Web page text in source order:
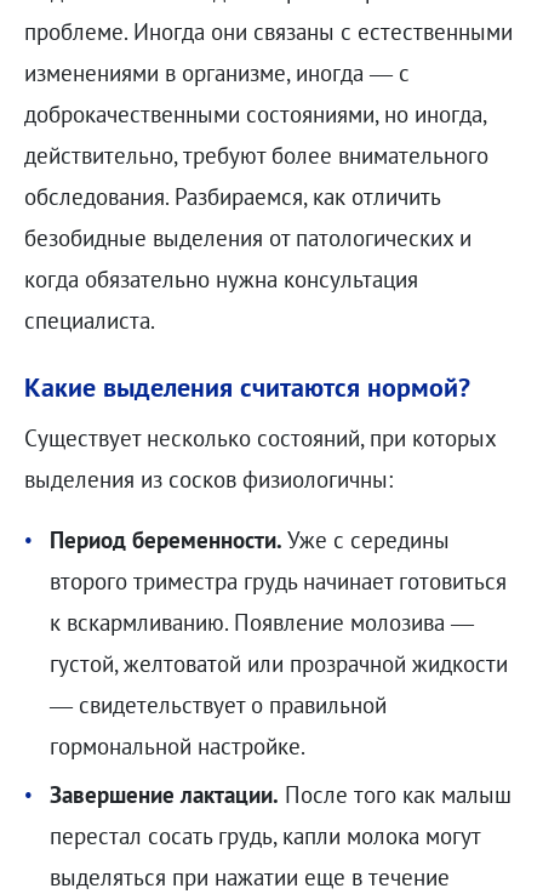
проблеме. Иногда они связаны с естественными
изменениями в организме, иногда — с
доброкачественными состояниями, но иногда,
действительно, требуют более внимательного
обследования. Разбираемся, как отличить
безобидные выделения от патологических и
когда обязательно нужна консультация
специалиста.
Какие выделения считаются нормой?
Существует несколько состояний, при которых
выделения из сосков физиологичны:
Период беременности. Уже с середины
второго триместра грудь начинает готовиться
к вскармливанию. Появление молозива —
густой, желтоватой или прозрачной жидкости
— свидетельствует о правильной
гормональной настройке.
Завершение лактации. После того как малыш
перестал сосать грудь, капли молока могут
выделяться при нажатии еще в течение